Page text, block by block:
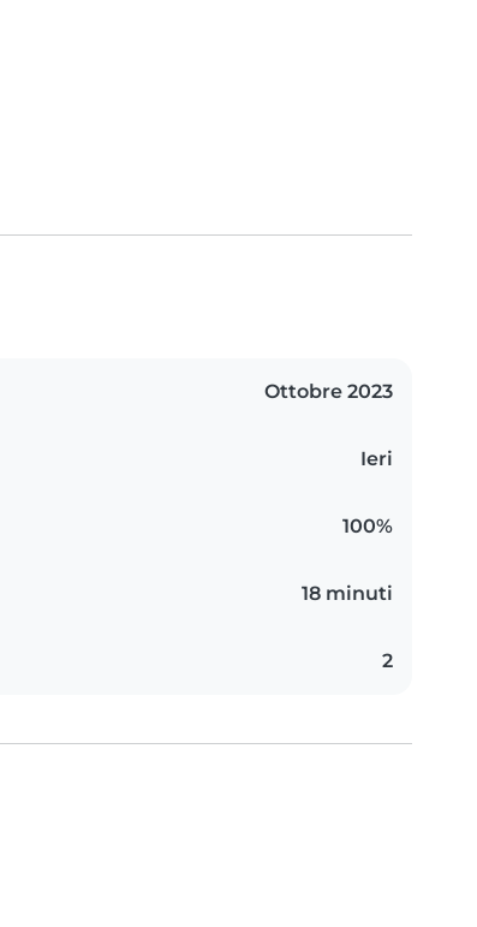
Ottobre 2023
Ieri
100%
18 minuti
2